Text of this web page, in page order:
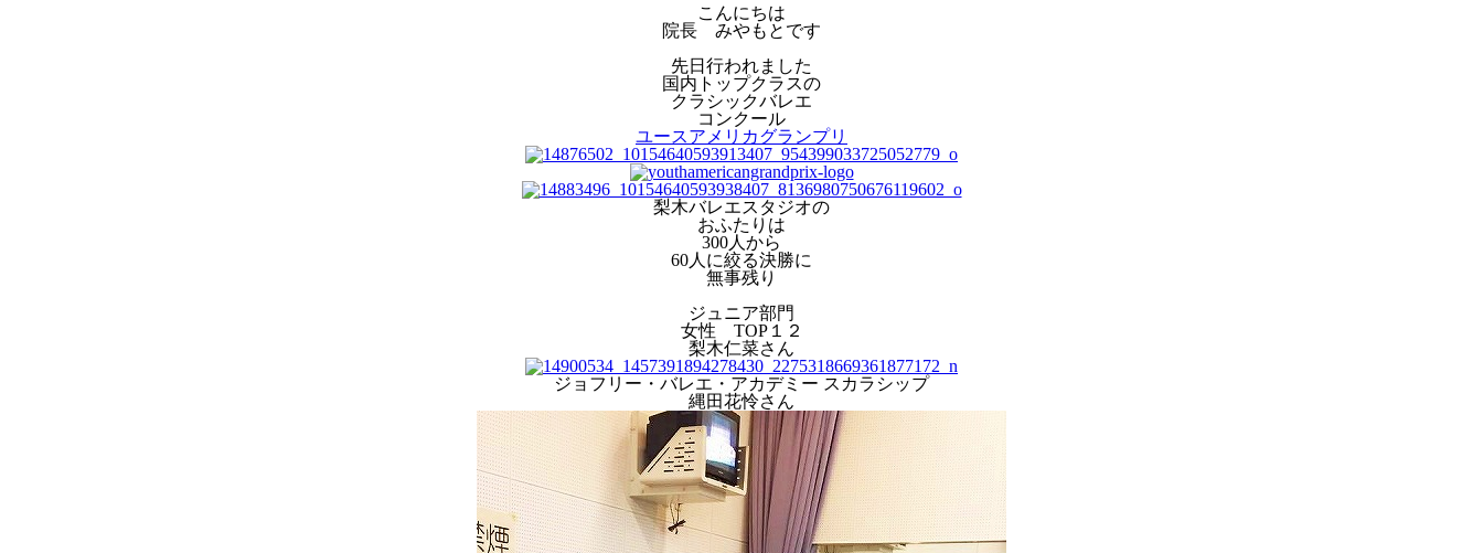
こんにちは
院長 みやもとです
先日行われました
国内トップクラスの
クラシックバレエ
コンクール
ユースアメリカグランプリ
梨木バレエスタジオの
おふたりは
300人から
60人に絞る決勝に
無事残り
ジュニア部門
女性 TOP１２
梨木仁菜さん
ジョフリー・バレエ・アカデミー スカラシップ
縄田花怜さん